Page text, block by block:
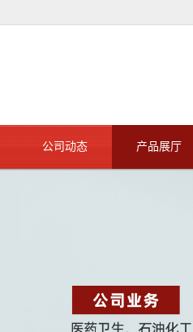
公司动态 产品展厅